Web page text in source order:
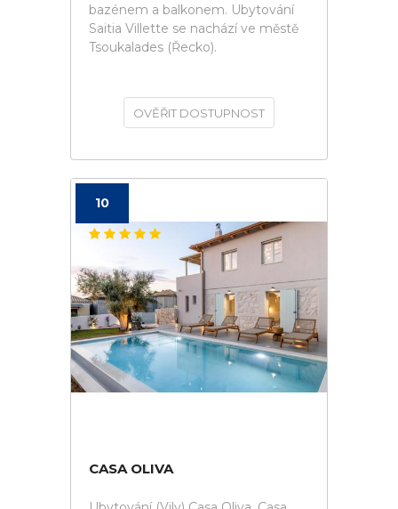
bazénem a balkonem. Ubytování
Saitia Villette se nachází ve městě
Tsoukalades (Řecko).
OVĚŘIT DOSTUPNOST
10
CASA OLIVA